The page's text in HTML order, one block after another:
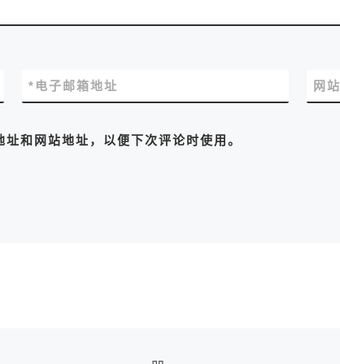
电子邮箱地址
* 网
和网站地址，以便下次评论时使用。